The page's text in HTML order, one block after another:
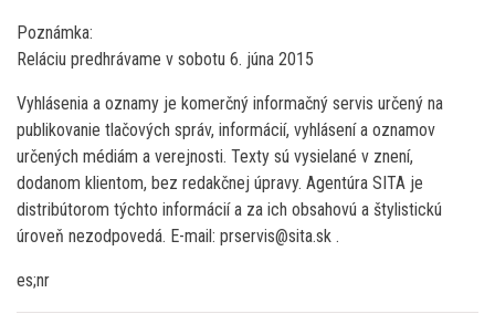
Poznámka:
Reláciu predhrávame v sobotu 6. júna 2015
Vyhlásenia a oznamy je komerčný informačný servis určený na
publikovanie tlačových správ, informácií, vyhlásení a oznamov
určených médiám a verejnosti. Texty sú vysielané v znení,
dodanom klientom, bez redakčnej úpravy. Agentúra SITA je
distribútorom týchto informácií a za ich obsahovú a štylistickú
úroveň nezodpovedá. E-mail: prservis@sita.sk .
es;nr